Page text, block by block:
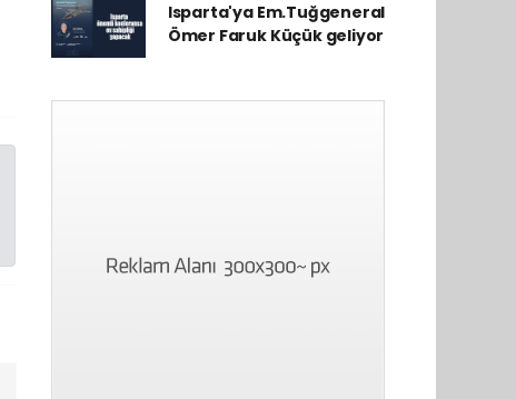
Isparta'ya Em.Tuğgeneral
Ömer Faruk Küçük geliyor